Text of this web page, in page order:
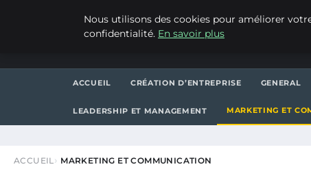
ACCUEIL CRÉATION D’ENTREPRISE GENERAL
LEADERSHIP ET MANAGEMENT MARKETING ET
ACCUEIL MARKETING ET COMMUNICATION
Nous utilisons des cookies pour améliorer
confidentialité. En savoir plus